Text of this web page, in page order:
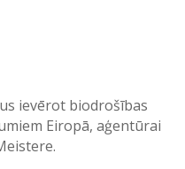
ievērot biodrošības
Eiropā, aģentūrai